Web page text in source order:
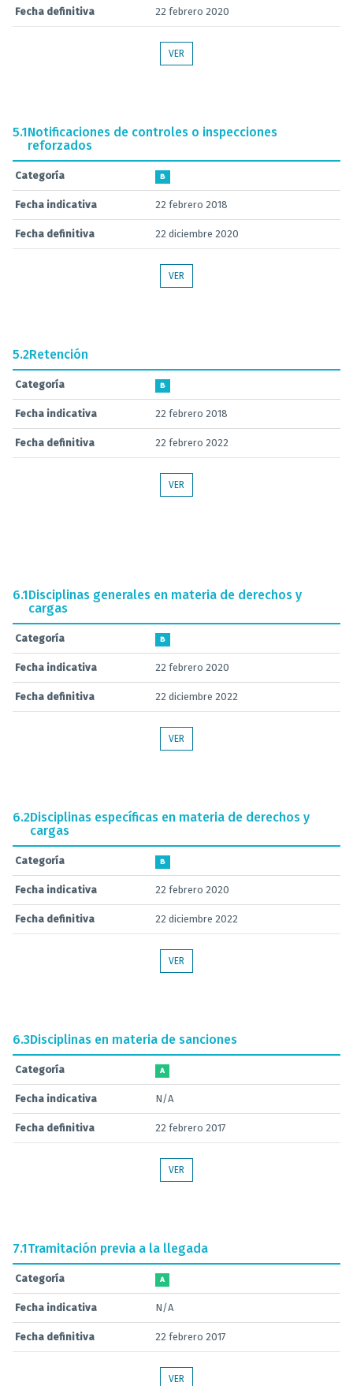
Fecha definitiva 22 febrero 2020
VER
5.1Notificaciones de controles o inspecciones
reforzados
Categoría B
Fecha indicativa 22 febrero 2018
Fecha definitiva 22 diciembre 2020
VER
5.2Retención
Categoría B
Fecha indicativa 22 febrero 2018
Fecha definitiva 22 febrero 2022
VER
6.1Disciplinas generales en materia de derechos y
cargas
Categoría B
Fecha indicativa 22 febrero 2020
Fecha definitiva 22 diciembre 2022
VER
6.2Disciplinas específicas en materia de derechos y
cargas
Categoría B
Fecha indicativa 22 febrero 2020
Fecha definitiva 22 diciembre 2022
VER
6.3Disciplinas en materia de sanciones
Categoría A
Fecha indicativa N/A
Fecha definitiva 22 febrero 2017
VER
7.1Tramitación previa a la llegada
Categoría A
Fecha indicativa N/A
Fecha definitiva 22 febrero 2017
VER